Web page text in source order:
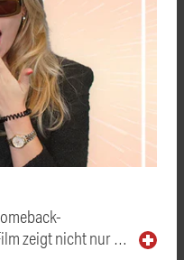
zeigt nicht nur …